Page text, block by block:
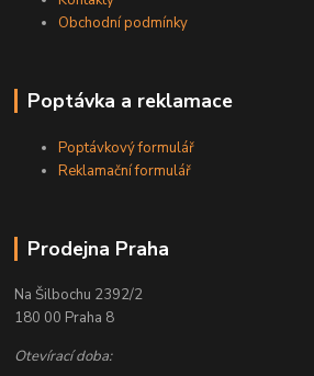
Obchodní podmínky
Poptávka a reklamace
Poptávkový formulář
Reklamační formulář
Prodejna Praha
Na Šilbochu 2392/2
180 00 Praha 8
Otevírací doba: